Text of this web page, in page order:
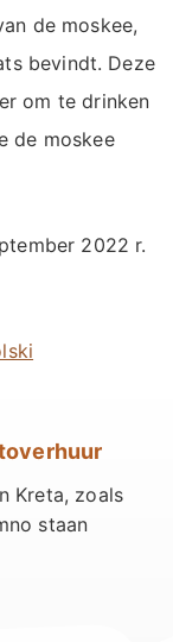
de moskee,
bevindt. Deze
om te drinken
de moskee
2022 r.
Kreta, zoals
staan